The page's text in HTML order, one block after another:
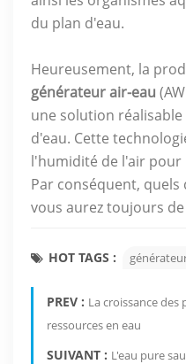
du plan d'eau.
Heureusement, la
générateur air-eau
une solution
d'eau. Cette
l'humidité de l'air
Par conséquent,
vous aurez toujours
HOT TAGS :
PREV : La croissance des
ressources en eau
SUIVANT : L'eau pure